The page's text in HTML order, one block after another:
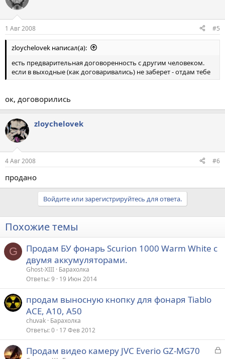
1 Авг 2008 #5
zloychelovek написал(а):
есть предварительная договоренность с другим человеком.
если в выходные (как договаривались) не заберет - отдам тебе
ок, договорились
zloychelovek
4 Авг 2008 #6
продано
Войдите или зарегистрируйтесь для ответа.
Похожие темы
G
Продам БУ фонарь Scurion 1000 Warm White с
двумя аккумуляторами.
Ghost-XIII Барахолка
Ответы 9 19 Июн 2014
продам выносную кнопку для фонаря Tiablo
ACE, A10, A50
chuvak Барахолка
Ответы 0 17 Фев 2012
З
Продам видео камеру JVC Everio GZ-MG70